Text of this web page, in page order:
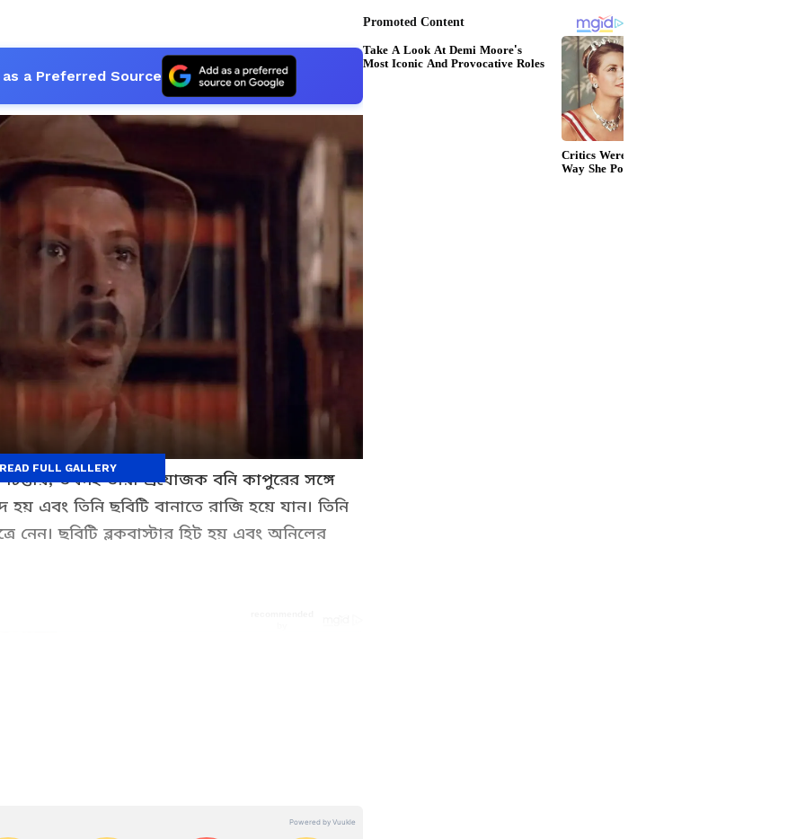
a Preferred Source
তখনই তাঁরা প্রযোজক বনি কাপুরের সঙ্গে
এবং তিনি ছবিটি বানাতে রাজি হয়ে যান। তিনি
নেন। ছবিটি ব্লকবাস্টার হিট হয় এবং অনিলের
FULL GALLERY